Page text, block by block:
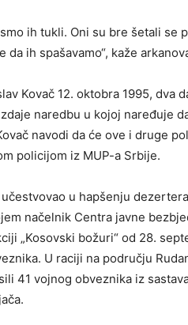
ih tukli. Oni su bre šetali se
da ih spašavamo“, kaže
Kovač 12. oktobra 1995, dva
naredbu u kojoj naređuje
navodi da će ove i druge
policijom iz MUP-a Srbije.
u hapšenju
načelnik Centra javne
„Kosovski božuri“ od 28.
U raciji na području
41 vojnog obveznika iz